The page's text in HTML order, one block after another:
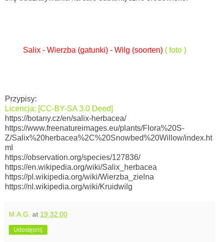
Salix - Wierzba (gatunki) - Wilg (soorten) ( foto )
Przypisy:
Licencja: [CC-BY-SA 3.0 Deed]
https://botany.cz/en/salix-herbacea/
https://www.freenatureimages.eu/plants/Flora%20S-
Z/Salix%20herbacea%2C%20Snowbed%20Willow/index.ht
ml
https://observation.org/species/127836/
https://en.wikipedia.org/wiki/Salix_herbacea
https://pl.wikipedia.org/wiki/Wierzba_zielna
https://nl.wikipedia.org/wiki/Kruidwilg
M.A.G. at 19:32:00
Udostępnij